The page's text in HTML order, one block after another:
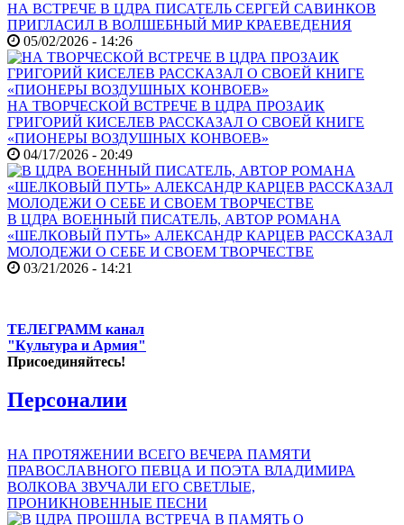
НА ВСТРЕЧЕ В ЦДРА ПИСАТЕЛЬ СЕРГЕЙ САВИНКОВ
ПРИГЛАСИЛ В ВОЛШЕБНЫЙ МИР КРАЕВЕДЕНИЯ
05/02/2026 - 14:26
НА ТВОРЧЕСКОЙ ВСТРЕЧЕ В ЦДРА ПРОЗАИК
ГРИГОРИЙ КИСЕЛЕВ РАССКАЗАЛ О СВОЕЙ КНИГЕ
«ПИОНЕРЫ ВОЗДУШНЫХ КОНВОЕВ»
04/17/2026 - 20:49
В ЦДРА ВОЕННЫЙ ПИСАТЕЛЬ, АВТОР РОМАНА
«ШЕЛКОВЫЙ ПУТЬ» АЛЕКСАНДР КАРЦЕВ РАССКАЗАЛ
МОЛОДЕЖИ О СЕБЕ И СВОЕМ ТВОРЧЕСТВЕ
03/21/2026 - 14:21
ТЕЛЕГРАММ канал
"Культура и Армия"
Присоединяйтесь!
Персоналии
НА ПРОТЯЖЕНИИ ВСЕГО ВЕЧЕРА ПАМЯТИ
ПРАВОСЛАВНОГО ПЕВЦА И ПОЭТА ВЛАДИМИРА
ВОЛКОВА ЗВУЧАЛИ ЕГО СВЕТЛЫЕ,
ПРОНИКНОВЕННЫЕ ПЕСНИ